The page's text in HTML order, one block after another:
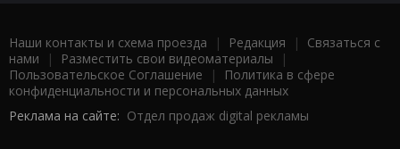
Наши контакты и схема проезда | Редакция | Связаться с
нами | Разместить свои видеоматериалы |
Пользовательское Соглашение |
Политика в сфере
конфиденциальности и персональных данных
Реклама на сайте: Отдел продаж digital рекламы